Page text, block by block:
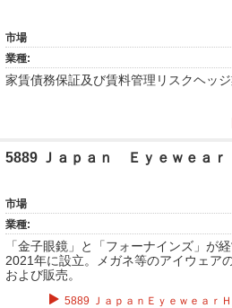
市場
業種:
家賃債務保証及び賃料管理リスクヘッジ
5889 Ｊａｐａｎ Ｅｙｅｗｅａ
市場
業種:
「金子眼鏡」と「フォーナインズ」が
2021年に設立。メガネ等のアイウェア
および販売。
5889 ＪａｐａｎＥｙｅｗｅａｒ